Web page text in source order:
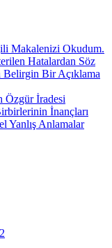
Makalenizi Okudum.
Hatalardan Söz
Bir Açıklama
Özgür İradesi
İnançları
Yanlış Anlamalar